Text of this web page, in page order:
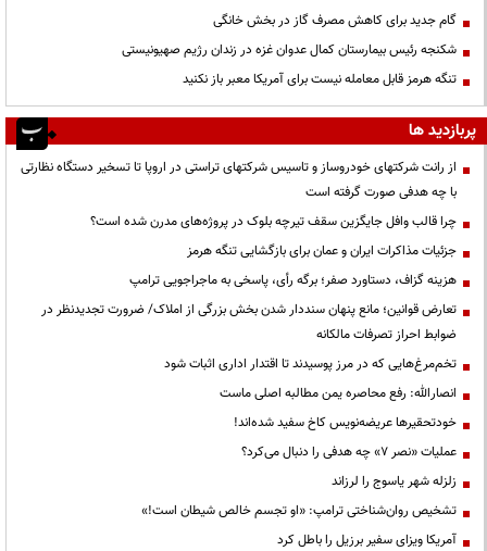
گام جدید برای کاهش مصرف گاز در بخش خانگی
شکنجه رئیس بیمارستان کمال عدوان غزه در زندان رژیم صهیونیستی
تنگه هرمز قابل معامله نیست برای آمریکا معبر باز نکنید
پربازدید ها
از رانت‌ شرکتهای خودروساز و تاسیس شرکتهای تراستی در اروپا تا تسخیر دستگاه نظارتی
با چه هدفی صورت گرفته است
چرا قالب وافل جایگزین سقف تیرچه بلوک در پروژه‌های مدرن شده است؟
جزئیات مذاکرات ایران و عمان برای بازگشایی تنگه هرمز
هزینه گزاف، دستاورد صفر؛ برگه رأی، پاسخی به ماجراجویی ترامپ
تعارض قوانین؛ مانع پنهان سنددار شدن بخش بزرگی از املاک/ ضرورت تجدیدنظر در
ضوابط احراز تصرفات مالکانه
تخم‌مرغ‌هایی که در مرز پوسیدند تا اقتدار اداری اثبات شود
انصارالله: رفع محاصره یمن مطالبه اصلی ماست
خودتحقیرها عریضه‌نویس کاخ سفید شده‌اند!
عملیات «نصر ۷» چه هدفی را دنبال می‌کرد؟
زلزله شهر یاسوج را لرزاند
تشخیص روان‌شناختی ترامپ: «او تجسم خالص شیطان است!»
آمریکا ویزای سفیر برزیل را باطل کرد